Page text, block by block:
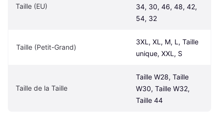
Taille (EU)
34, 30, 46, 48, 42,
54, 32
Taille (Petit-Grand)
3XL, XL, M, L, Taille
unique, XXL, S
Taille de la Taille
Taille W28, Taille
W30, Taille W32,
Taille 44